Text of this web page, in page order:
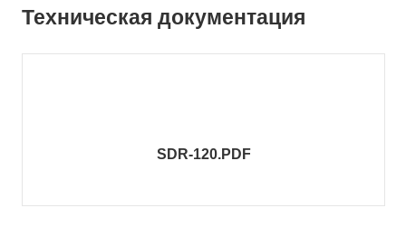
Техническая документация
SDR-120.PDF